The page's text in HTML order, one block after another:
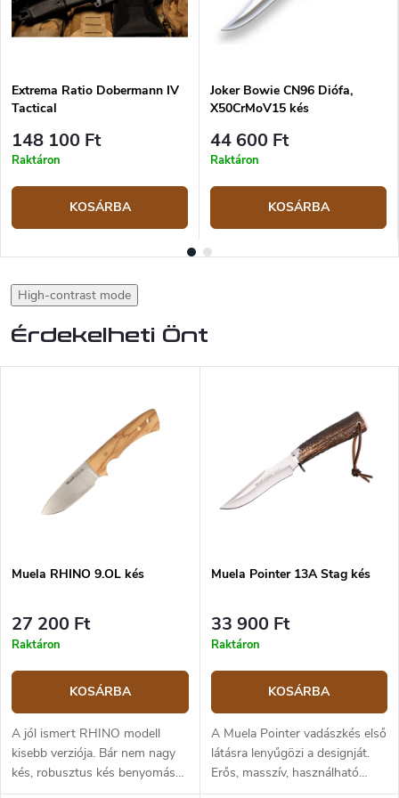
Extrema Ratio Dobermann IV
Tactical
148 100 Ft
Raktáron
KOSÁRBA
Joker Bowie CN96 Diófa,
X50CrMoV15 kés
44 600 Ft
Raktáron
KOSÁRBA
High-contrast mode
Érdekelheti Önt
Muela RHINO 9.OL kés
27 200 Ft
Raktáron
KOSÁRBA
A jól ismert RHINO modell
kisebb verziója. Bár nem nagy
kés, robusztus kés benyomását
kelti, és valóban nagyszerű
Muela Pointer 13A Stag kés
33 900 Ft
Raktáron
KOSÁRBA
A Muela Pointer vadászkés első
látásra lenyűgözi a designját.
Erős, masszív, használható
vadászat, szabadban vagy